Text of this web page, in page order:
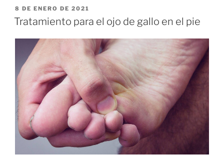
8 DE ENERO DE 2021
Tratamiento para el ojo de gallo en el pie